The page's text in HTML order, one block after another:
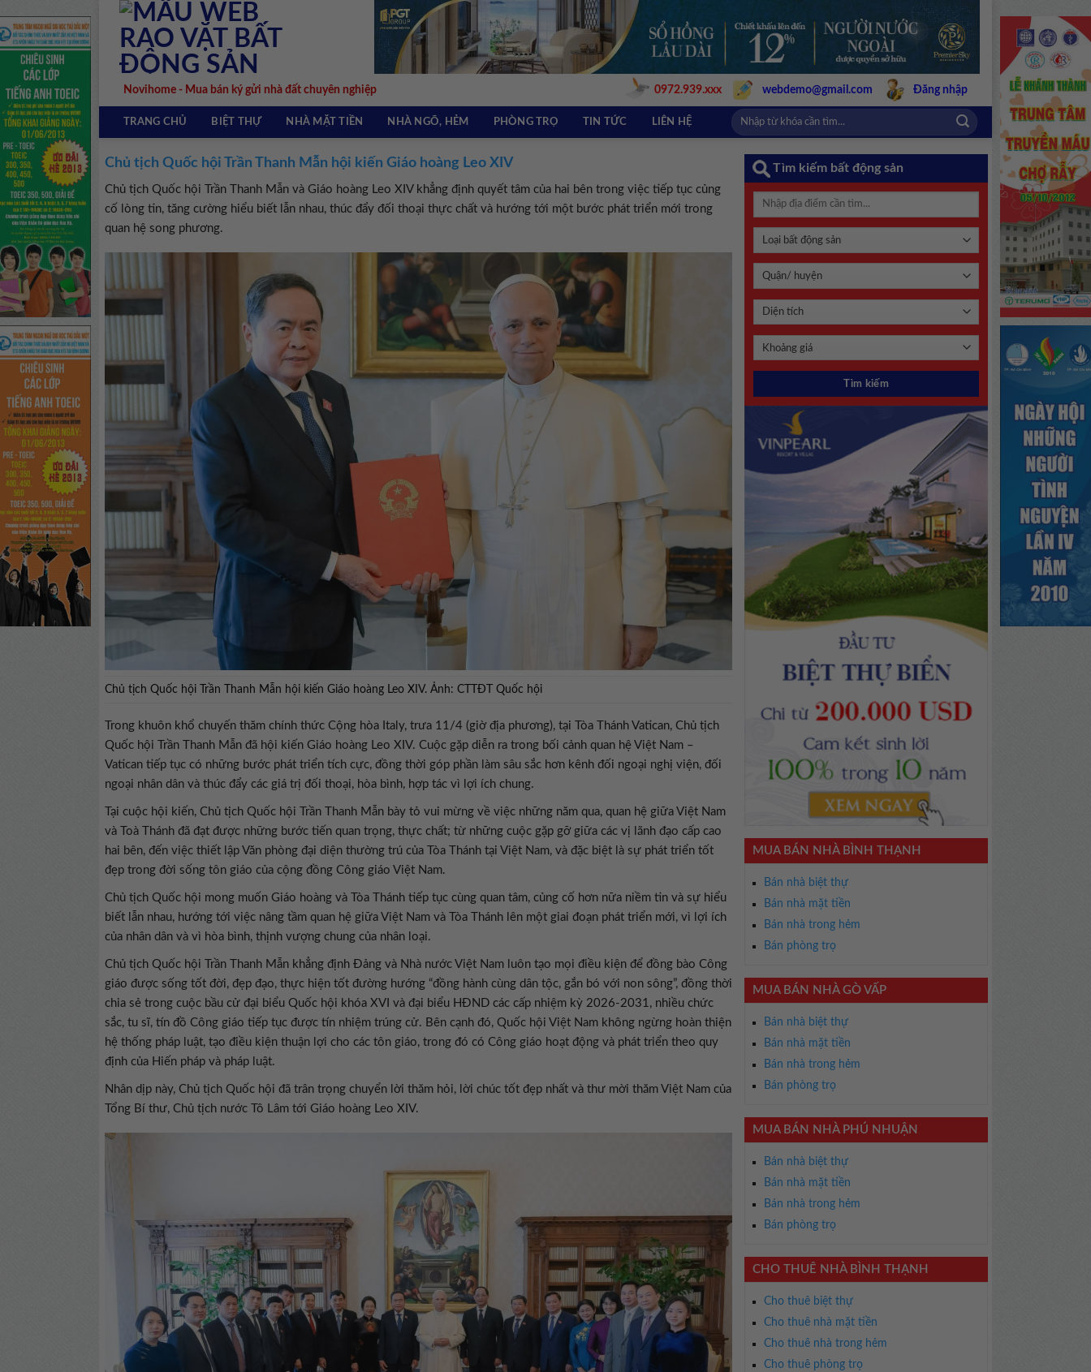
Skip
content
Novihome - Mua bán ký gửi nhà đất chuyên nghiệp 0972.939.xxx webdemo@gmail.com Đăng nhập
TRANG CHỦ BIỆT THỰ NHÀ MẶT TIỀN NHÀ NGÕ, HẺM PHÒNG TRỌ TIN TỨC LIÊN HỆ
Chủ tịch Quốc hội Trần Thanh Mẫn hội kiến Giáo hoàng Leo XIV
Chủ tịch Quốc hội Trần Thanh Mẫn và Giáo hoàng Leo XIV khẳng định quyết tâm của hai bên trong việc tiếp tục củng
cố lòng tin, tăng cường hiểu biết lẫn nhau, thúc đẩy đối thoại thực chất và hướng tới một bước phát triển mới trong
quan hệ song phương.
Chủ tịch Quốc hội Trần Thanh Mẫn hội kiến Giáo hoàng Leo XIV. Ảnh: CTTĐT Quốc hội
Trong khuôn khổ chuyến thăm chính thức Cộng hòa Italy, trưa 11/4 (giờ địa phương), tại Tòa Thánh Vatican, Chủ tịch
Quốc hội Trần Thanh Mẫn đã hội kiến Giáo hoàng Leo XIV. Cuộc gặp diễn ra trong bối cảnh quan hệ Việt Nam –
Vatican tiếp tục có những bước phát triển tích cực, đồng thời góp phần làm sâu sắc hơn kênh đối ngoại nghị viện, đối
ngoại nhân dân và thúc đẩy các giá trị đối thoại, hòa bình, hợp tác vì lợi ích chung.
Tại cuộc hội kiến, Chủ tịch Quốc hội Trần Thanh Mẫn bày tỏ vui mừng về việc những năm qua, quan hệ giữa Việt Nam
và Toà Thánh đã đạt được những bước tiến quan trọng, thực chất; từ những cuộc gặp gỡ giữa các vị lãnh đạo cấp cao
hai bên, đến việc thiết lập Văn phòng đại diện thường trú của Tòa Thánh tại Việt Nam, và đặc biệt là sự phát triển tốt
đẹp trong đời sống tôn giáo của cộng đồng Công giáo Việt Nam.
Chủ tịch Quốc hội mong muốn Giáo hoàng và Tòa Thánh tiếp tục cùng quan tâm, củng cố hơn nữa niềm tin và sự hiểu
biết lẫn nhau, hướng tới việc nâng tầm quan hệ giữa Việt Nam và Tòa Thánh lên một giai đoạn phát triển mới, vì lợi ích
của nhân dân và vì hòa bình, thịnh vượng chung của nhân loại.
Chủ tịch Quốc hội Trần Thanh Mẫn khẳng định Đảng và Nhà nước Việt Nam luôn tạo mọi điều kiện để đồng bào Công
giáo được sống tốt đời, đẹp đạo, thực hiện tốt đường hướng “đồng hành cùng dân tộc, gắn bó với non sông”, đồng thời
chia sẻ trong cuộc bầu cử đại biểu Quốc hội khóa XVI và đại biểu HĐND các cấp nhiệm kỳ 2026-2031, nhiều chức
sắc, tu sĩ, tín đồ Công giáo tiếp tục được tín nhiệm trúng cử. Bên cạnh đó, Quốc hội Việt Nam không ngừng hoàn thiện
hệ thống pháp luật, tạo điều kiện thuận lợi cho các tôn giáo, trong đó có Công giáo hoạt động và phát triển theo quy
định của Hiến pháp và pháp luật.
Nhân dịp này, Chủ tịch Quốc hội đã trân trọng chuyển lời thăm hỏi, lời chúc tốt đẹp nhất và thư mời thăm Việt Nam của
Tổng Bí thư, Chủ tịch nước Tô Lâm tới Giáo hoàng Leo XIV.
Tìm kiếm bất động sản
MUA BÁN NHÀ BÌNH THẠNH
Bán nhà biệt thự
Bán nhà mặt tiền
Bán nhà trong hẻm
Bán phòng trọ
MUA BÁN NHÀ GÒ VẤP
Bán nhà biệt thự
Bán nhà mặt tiền
Bán nhà trong hẻm
Bán phòng trọ
MUA BÁN NHÀ PHÚ NHUẬN
Bán nhà biệt thự
Bán nhà mặt tiền
Bán nhà trong hẻm
Bán phòng trọ
CHO THUÊ NHÀ BÌNH THẠNH
Cho thuê biệt thự
Cho thuê nhà mặt tiền
Cho thuê nhà trong hẻm
Cho thuê phòng trọ